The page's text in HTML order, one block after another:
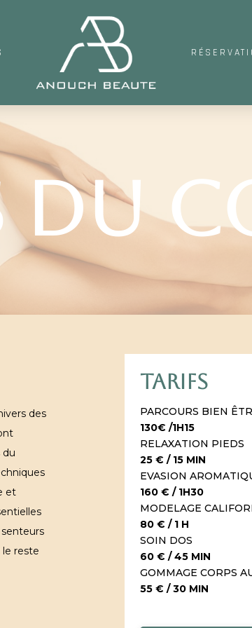
du
des
du
et
le reste
TARIFS
PARCOURS BIEN
130€ /1H15
RELAXATION PIEDS
25 € / 15 MIN
EVASION
160 € / 1H30
MODELAGE
80 € / 1 H
SOIN DOS
60 € / 45 MIN
GOMMAGE CORPS
55 € / 30 MIN